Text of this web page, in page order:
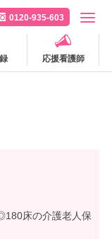
0120-935-603
応援看護師
床の介護老人保